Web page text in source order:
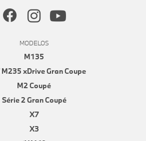
MODELOS
M135
M235 xDrive Gran Coupe
M2 Coupé
Série 2 Gran Coupé
X7
X3